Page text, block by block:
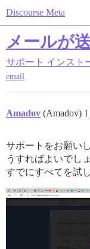
Discourse Meta
メールが
サポート インスト
email
Amadov (Amadov) 1
サポートをお願い
うすればよいでし
すでにすべてを試